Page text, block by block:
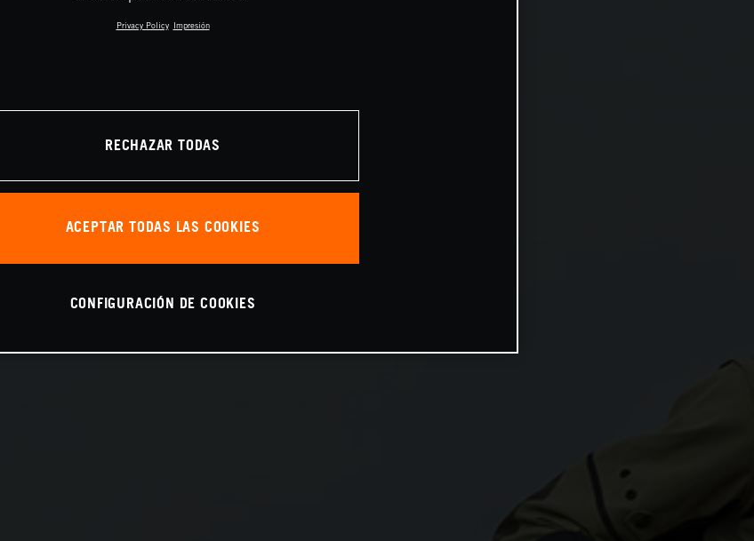
Privacy Policy Impresión
RECHAZAR TODAS
ACEPTAR TODAS LAS COOKIES
CONFIGURACIÓN DE COOKIES